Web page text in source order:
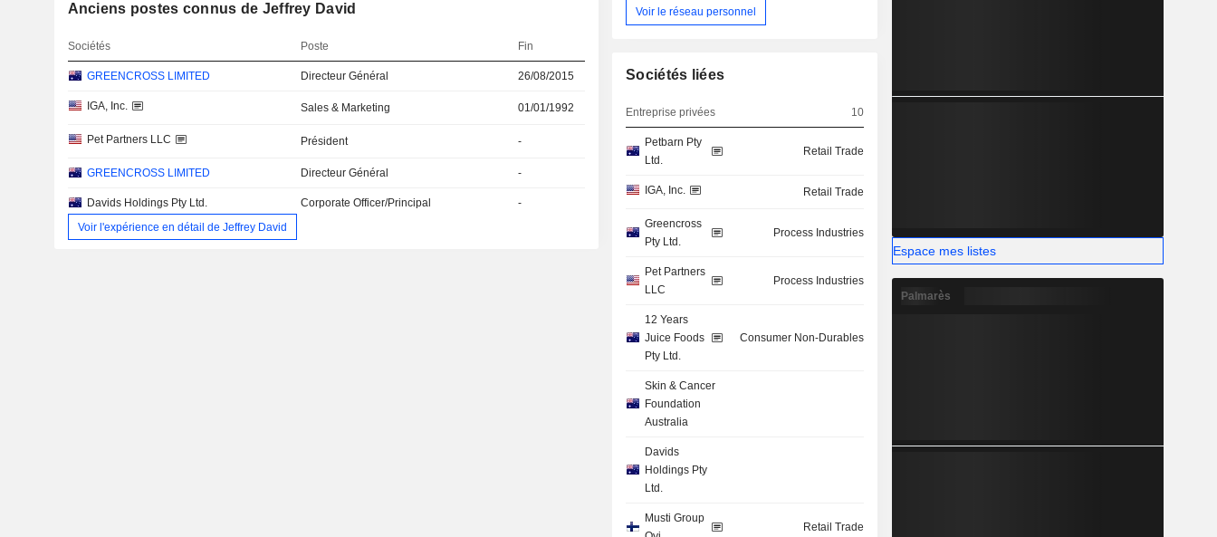
Anciens postes connus de Jeffrey David
Sociétés Poste Fin
GREENCROSS LIMITED Directeur Général 26/08/2015
IGA, Inc. Sales & Marketing 01/01/1992
Pet Partners LLC Président -
GREENCROSS LIMITED Directeur Général -
Davids Holdings Pty Ltd. Corporate Officer/Principal
-
Voir l'expérience en détail de Jeffrey David
Voir le réseau personnel
Sociétés liées
Entreprise privées 10
Petbarn Pty
Ltd.
Retail Trade
IGA, Inc. Retail Trade
Greencross
Pty Ltd.
Process Industries
Pet Partners
LLC
Process Industries
12 Years
Juice Foods
Pty Ltd.
Consumer Non-Durables
Skin & Cancer
Foundation
Australia
Davids
Holdings Pty
Ltd.
Musti Group
Retail Trade
Espace mes listes
Palmarès